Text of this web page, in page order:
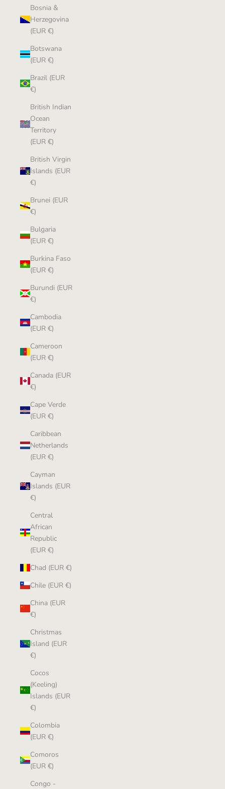
Bosnia &
Herzegovina
(EUR €)
Botswana
(EUR €)
Brazil (EUR
€)
British Indian
Ocean
Territory
(EUR €)
British Virgin
Islands (EUR
€)
Brunei (EUR
€)
Bulgaria
(EUR €)
Burkina Faso
(EUR €)
Burundi (EUR
€)
Cambodia
(EUR €)
Cameroon
(EUR €)
Canada (EUR
€)
Cape Verde
(EUR €)
Caribbean
Netherlands
(EUR €)
Cayman
Islands (EUR
€)
Central
African
Republic
(EUR €)
Chad (EUR €)
Chile (EUR €)
China (EUR
€)
Christmas
Island (EUR
€)
Cocos
(Keeling)
Islands (EUR
€)
Colombia
(EUR €)
Comoros
(EUR €)
Congo -